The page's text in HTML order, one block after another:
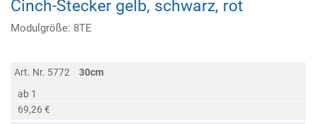
Cinch-Stecker gelb, schwarz, rot
Modulgröße: 8TE
Art. Nr. 5772
30cm
ab 1
69,26 €